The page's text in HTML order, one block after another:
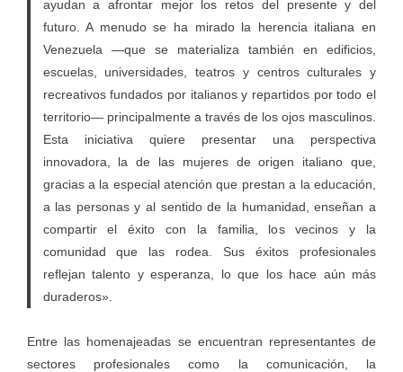
ayudan a afrontar mejor los retos del presente y del
futuro. A menudo se ha mirado la herencia italiana en
Venezuela —que se materializa también en edificios,
escuelas, universidades, teatros y centros culturales y
recreativos fundados por italianos y repartidos por todo el
territorio— principalmente a través de los ojos masculinos.
Esta iniciativa quiere presentar una perspectiva
innovadora, la de las mujeres de origen italiano que,
gracias a la especial atención que prestan a la educación,
a las personas y al sentido de la humanidad, enseñan a
compartir el éxito con la familia, los vecinos y la
comunidad que las rodea. Sus éxitos profesionales
reflejan talento y esperanza, lo que los hace aún más
duraderos».
Entre las homenajeadas se encuentran representantes de
sectores profesionales como la comunicación, la